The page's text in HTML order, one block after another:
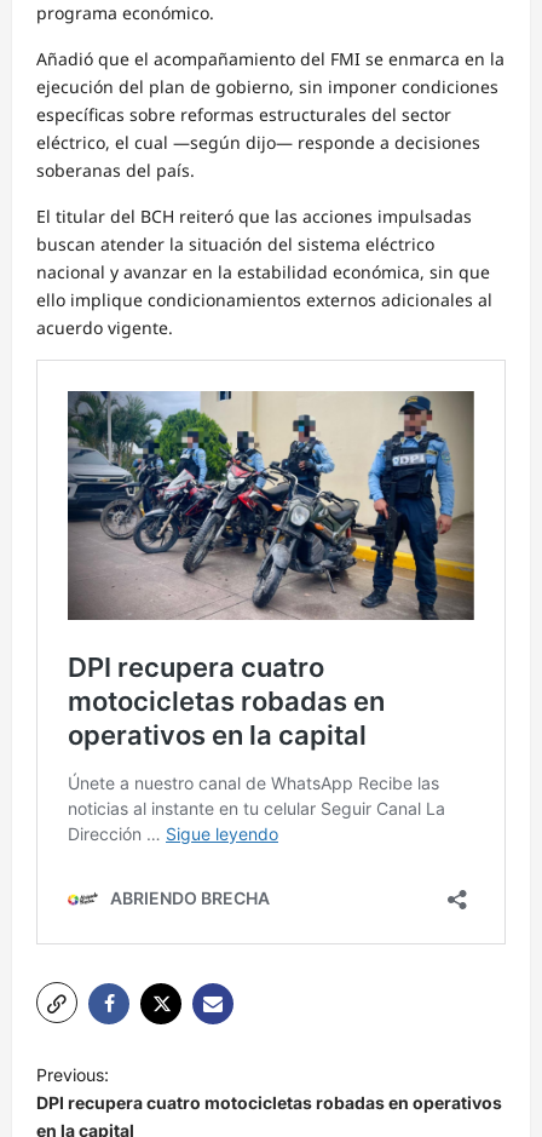
programa económico.
Añadió que el acompañamiento del FMI se enmarca en la
ejecución del plan de gobierno, sin imponer condiciones
específicas sobre reformas estructurales del sector
eléctrico, el cual —según dijo— responde a decisiones
soberanas del país.
El titular del BCH reiteró que las acciones impulsadas
buscan atender la situación del sistema eléctrico
nacional y avanzar en la estabilidad económica, sin que
ello implique condicionamientos externos adicionales al
acuerdo vigente.
N
a
Previous:
DPI recupera cuatro motocicletas robadas en operativos
en la capital